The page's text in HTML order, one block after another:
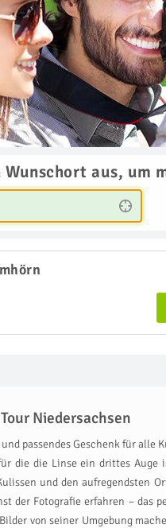
Wunschort aus, um
Niedersachsen
passendes Geschenk für
die die Linse ein drittes Auge
und den aufregendsten
der Fotografie erfahren –
von seiner Umgebung